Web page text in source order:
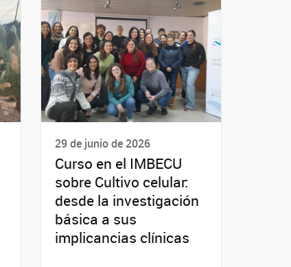
29 de junio de 2026
Curso en el IMBECU
sobre Cultivo celular:
desde la investigación
básica a sus
implicancias clínicas